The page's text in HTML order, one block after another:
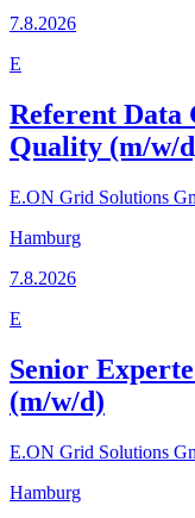
7.8.2026
E
Referent Data
Quality (m/w/
E.ON Grid Solutions
Hamburg
7.8.2026
E
Senior
(m/w/d)
E.ON Grid Solutions
Hamburg